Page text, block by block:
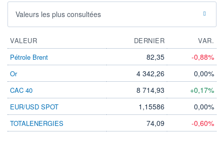
Valeurs les plus consultées
VALEUR DERNIER
VAR.
Pétrole Brent
82,35 -0,88%
Or 4 342,26 0,00%
CAC 40 8 714,93 +0,17%
EUR/USD SPOT 1,15586 0,00%
TOTALENERGIES 74,09 -0,60%